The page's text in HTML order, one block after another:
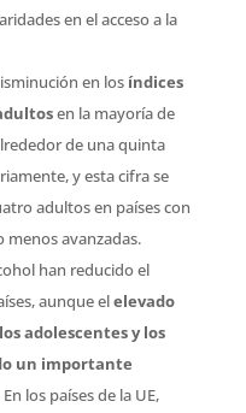
en el acceso a la
en los índices
en la mayoría de
de una quinta
y esta cifra se
adultos en países con
menos avanzadas.
han reducido el
aunque elelevado
adolescentes y los
un importante
En los países de la UE,